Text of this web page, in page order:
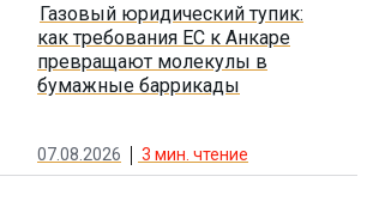
Газовый юридический тупик:
как требования ЕС к Анкаре
превращают молекулы в
бумажные баррикады
07.08.2026 3 мин. чтение